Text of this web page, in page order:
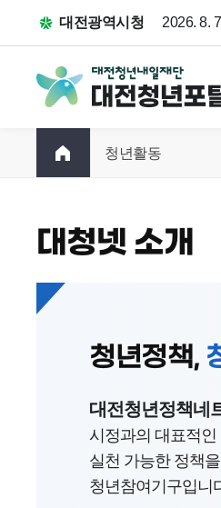
대전광역시청 2026. 8.
청년활동
대청넷 소개
청년정책,
대전청년정책네
시정과의 대표적
실천 가능한 정책
청년참여기구입니